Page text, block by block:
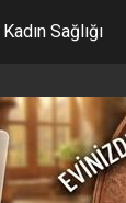
Kadın Sağlığı